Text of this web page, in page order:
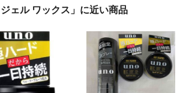
ジェル ワックス」に近い商品